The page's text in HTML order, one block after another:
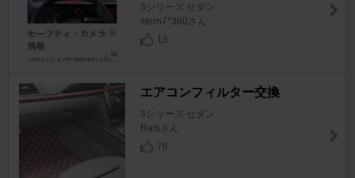
3シリーズ セダン
stern7*380さん
13
エアコンフィルター交換
3シリーズ セダン
Ratsさん
76